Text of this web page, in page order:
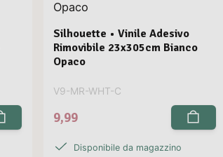
Silhouette • Vinile Adesivo
Rimovibile 23x305cm Bianco
Opaco
V9-MR-WHT-C
9,99
Disponibile da magazzino